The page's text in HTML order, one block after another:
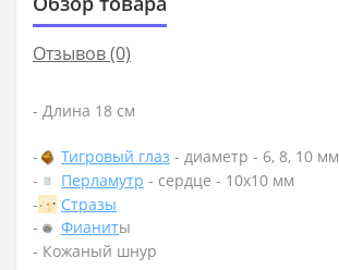
Отзывов (0)
- Длина 18 см
- Тигровый глаз - диаметр - 6, 8, 10 мм
-
Перламутр - сердце - 10х10 мм
-
Стразы
-
Фианиты
- Кожаный шнур